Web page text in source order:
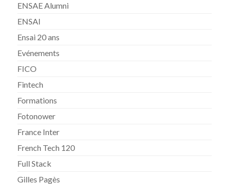
ENSAE Alumni
ENSAI
Ensai 20 ans
Evénements
FICO
Fintech
Formations
Fotonower
France Inter
French Tech 120
Full Stack
Gilles Pagès